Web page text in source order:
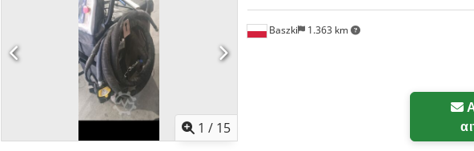
1 / 15
Baszki 1.363 km
Αποστολή